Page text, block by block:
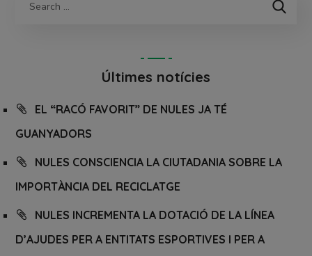
Últimes notícies
EL “RACÓ FAVORIT” DE NULES JA TÉ
GUANYADORS
NULES CONSCIENCIA LA CIUTADANIA SOBRE LA
IMPORTÀNCIA DEL RECICLATGE
NULES INCREMENTA LA DOTACIÓ DE LA LÍNEA
D’AJUDES PER A ENTITATS ESPORTIVES I PER A